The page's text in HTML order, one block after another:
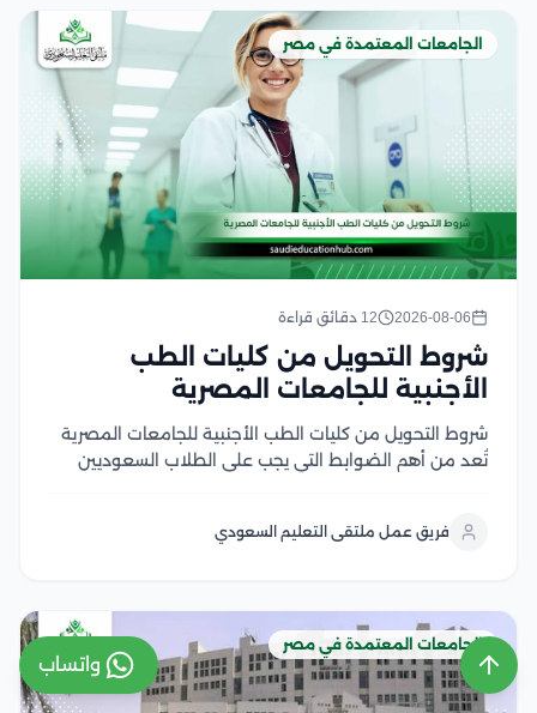
الجامعات المعتمدة في مصر
2026-08-06 12 دقائق قراءة
شروط التحويل من كليات الطب
الأجنبية للجامعات المصرية
شروط التحويل من كليات الطب الأجنبية للجامعات المصرية
تُعد من أهم الضوابط التي يجب على الطلاب السعوديين
الأكاديمية والإدارية، مثل الاعتراف بالجامعة المحول منها
فريق عمل ملتقى التعليم السعودي
الجامعات المعتمدة في مصر
واتساب